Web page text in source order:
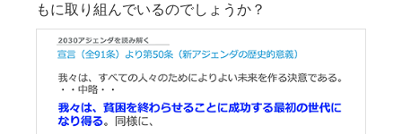
もに取り組んでいるのでしょうか？